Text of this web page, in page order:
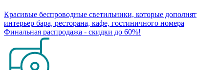
Красивые беспроводные светильники, которые дополнят
интерьер бара, ресторана, кафе, гостиничного номера
Финальная распродажа - скидки до 60%!